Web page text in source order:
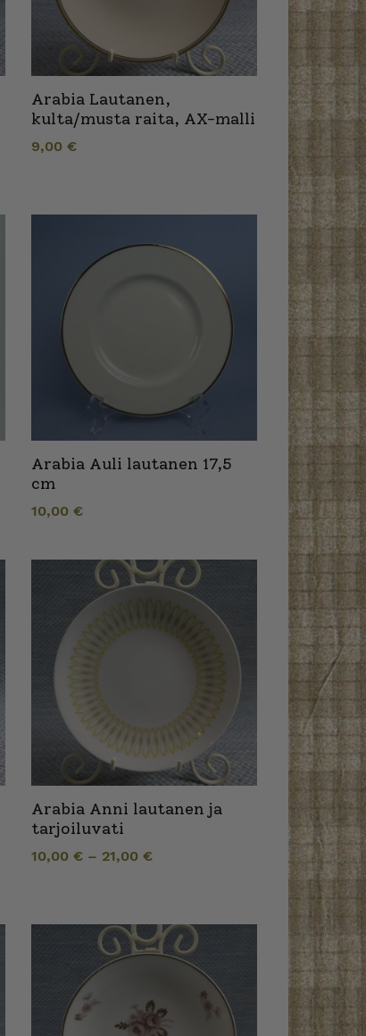
Arabia Lautanen,
kulta/musta raita, AX-malli
9,00 €
Arabia Auli lautanen 17,5
cm
10,00 €
Arabia Anni lautanen ja
tarjoiluvati
10,00 €– 21,00 €